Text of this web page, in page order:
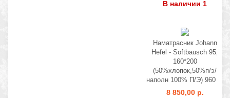
В наличии 1
Наматрасник Johann
Hefel - Softbausch 95,
160*200
(50%хлопок,50%п/э/
наполн 100% П/Э) 960 гр
8 850,00 р.